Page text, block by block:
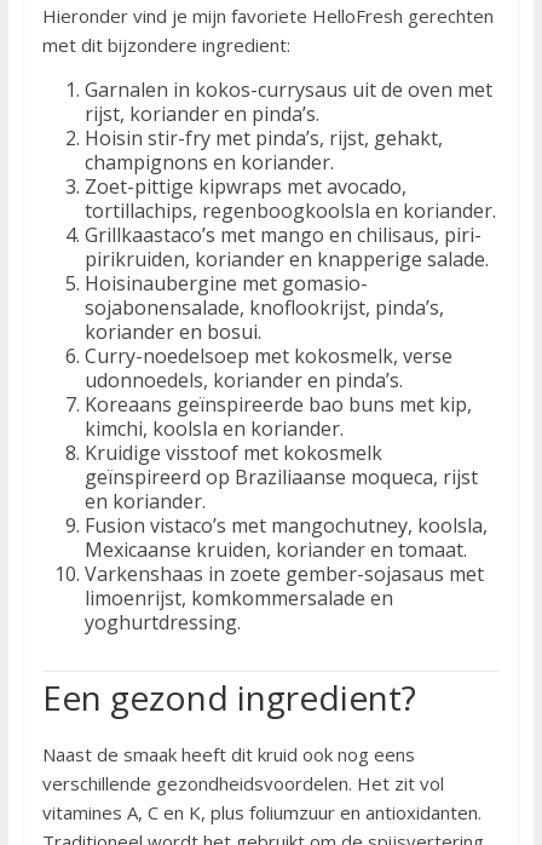
Hieronder vind je mijn favoriete HelloFresh gerechten
met dit bijzondere ingredient:
Garnalen in kokos-currysaus uit de oven met
rijst, koriander en pinda’s.
Hoisin stir-fry met pinda’s, rijst, gehakt,
champignons en koriander.
Zoet-pittige kipwraps met avocado,
tortillachips, regenboogkoolsla en koriander.
Grillkaastaco’s met mango en chilisaus, piri-
pirikruiden, koriander en knapperige salade.
Hoisinaubergine met gomasio-
sojabonensalade, knoflookrijst, pinda’s,
koriander en bosui.
Curry-noedelsoep met kokosmelk, verse
udonnoedels, koriander en pinda’s.
Koreaans geïnspireerde bao buns met kip,
kimchi, koolsla en koriander.
Kruidige visstoof met kokosmelk
geïnspireerd op Braziliaanse moqueca, rijst
en koriander.
Fusion vistaco’s met mangochutney, koolsla,
Mexicaanse kruiden, koriander en tomaat.
Varkenshaas in zoete gember-sojasaus met
limoenrijst, komkommersalade en
yoghurtdressing.
Een gezond ingredient?
Naast de smaak heeft dit kruid ook nog eens
verschillende gezondheidsvoordelen. Het zit vol
vitamines A, C en K, plus foliumzuur en antioxidanten.